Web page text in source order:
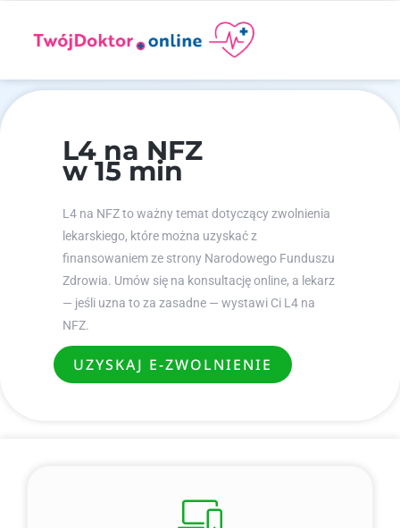
L4 na NFZ
w 15 min
L4 na NFZ to ważny temat dotyczący zwolnienia
lekarskiego, które można uzyskać z
finansowaniem ze strony Narodowego Funduszu
Zdrowia. Umów się na konsultację online, a lekarz
— jeśli uzna to za zasadne — wystawi Ci L4 na
NFZ.
UZYSKAJ E-ZWOLNIENIE